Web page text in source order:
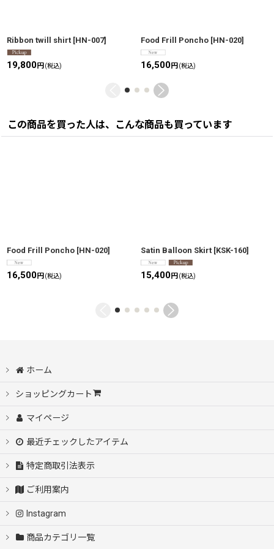
Ribbon twill shirt [HN-007]
19,800円(税込)
Food Frill Poncho [HN-020]
16,500円(税込)
この商品を買った人は、こんな商品も買っています
Food Frill Poncho [HN-020]
16,500円(税込)
Satin Balloon Skirt [KSK-160]
15,400円(税込)
ホーム
ショッピングカート
マイページ
最近チェックしたアイテム
特定商取引法表示
ご利用案内
Instagram
商品カテゴリ一覧